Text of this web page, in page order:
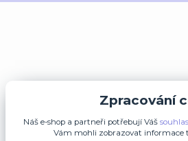
Zpracování
Náš e-shop a partneři potřebují Váš souhlas
Vám mohli zobrazovat informace